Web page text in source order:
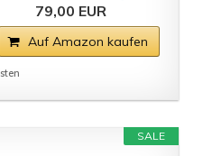
79,00 EUR
Auf Amazon kaufen
SALE